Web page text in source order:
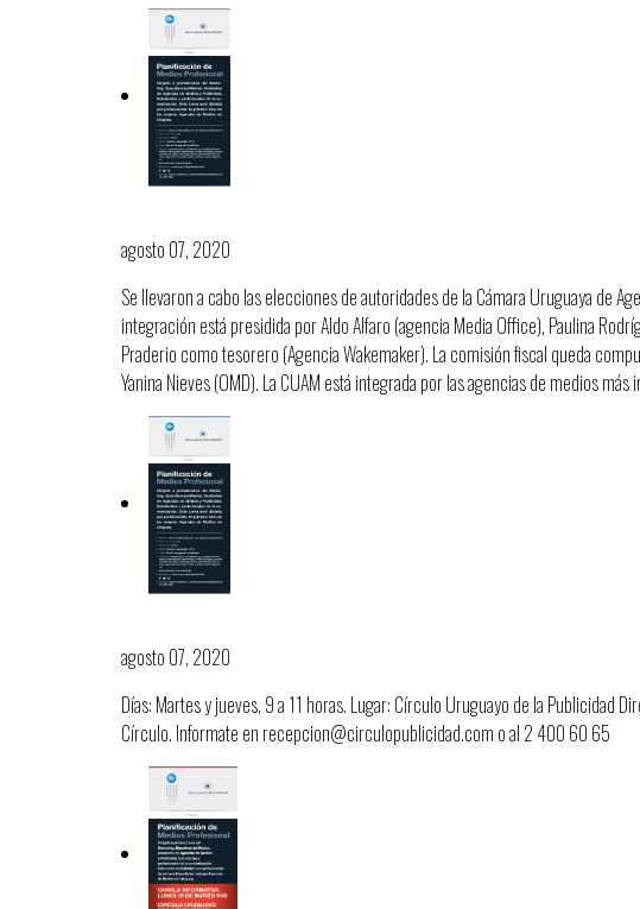
agosto 07, 2020
Se llevaron a cabo las elecciones de autoridades de la Cámara Uruguaya de
integración está presidida por Aldo Alfaro (agencia Media Office), Paulina
Praderio como tesorero (Agencia Wakemaker). La comisión fiscal queda
Yanina Nieves (OMD). La CUAM está integrada por las agencias de medios
agosto 07, 2020
Días: Martes y jueves, 9 a 11 horas. Lugar: Círculo Uruguayo de la Publicidad
Círculo. Informate en recepcion@circulopublicidad.com o al 2 400 60 65